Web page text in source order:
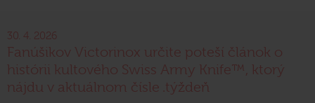
30. 4. 2026
Fanúšikov Victorinox určite poteší článok o
histórii kultového Swiss Army Knife™, ktorý
nájdu v aktuálnom čísle .týždeň